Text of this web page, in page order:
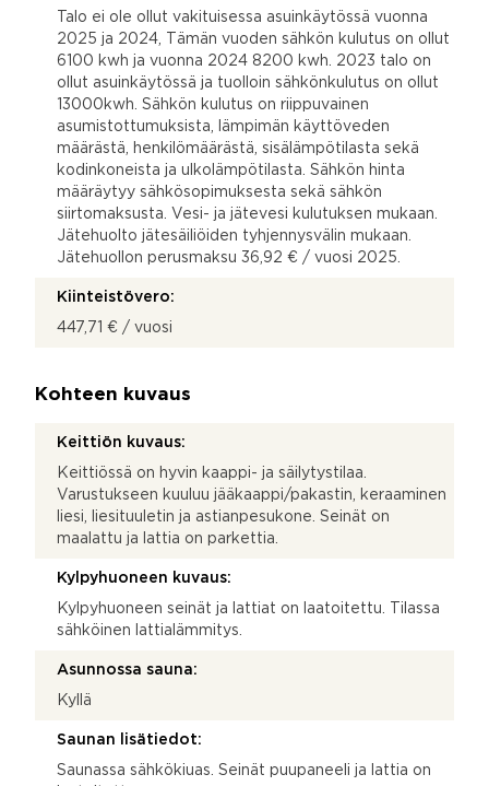
Talo ei ole ollut vakituisessa asuinkäytössä vuonna
2025 ja 2024, Tämän vuoden sähkön kulutus on ollut
6100 kwh ja vuonna 2024 8200 kwh. 2023 talo on
ollut asuinkäytössä ja tuolloin sähkönkulutus on ollut
13000kwh. Sähkön kulutus on riippuvainen
asumistottumuksista, lämpimän käyttöveden
määrästä, henkilömäärästä, sisälämpötilasta sekä
kodinkoneista ja ulkolämpötilasta. Sähkön hinta
määräytyy sähkösopimuksesta sekä sähkön
siirtomaksusta. Vesi- ja jätevesi kulutuksen mukaan.
Jätehuolto jätesäiliöiden tyhjennysvälin mukaan.
Jätehuollon perusmaksu 36,92 € / vuosi 2025.
Kiinteistövero:
447,71 € / vuosi
Kohteen kuvaus
Keittiön kuvaus:
Keittiössä on hyvin kaappi- ja säilytystilaa.
Varustukseen kuuluu jääkaappi/pakastin, keraaminen
liesi, liesituuletin ja astianpesukone. Seinät on
maalattu ja lattia on parkettia.
Kylpyhuoneen kuvaus:
Kylpyhuoneen seinät ja lattiat on laatoitettu. Tilassa
sähköinen lattialämmitys.
Asunnossa sauna:
Kyllä
Saunan lisätiedot:
Saunassa sähkökiuas. Seinät puupaneeli ja lattia on